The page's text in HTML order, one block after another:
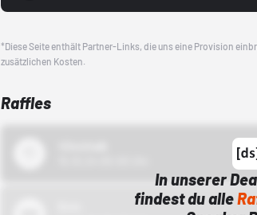
*Diese Seite enthält Partner-Links, die uns eine Provision
zusätzlichen Kosten.
Raffles
In unserer
findest du alle